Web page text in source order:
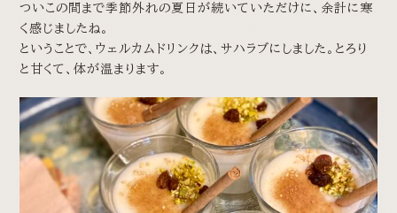
ついこの間まで季節外れの夏日が続いていただけに、余計に寒
く感じましたね。
ということで、ウェルカムドリンクは、サハラブにしました。とろり
と甘くて、体が温まります。